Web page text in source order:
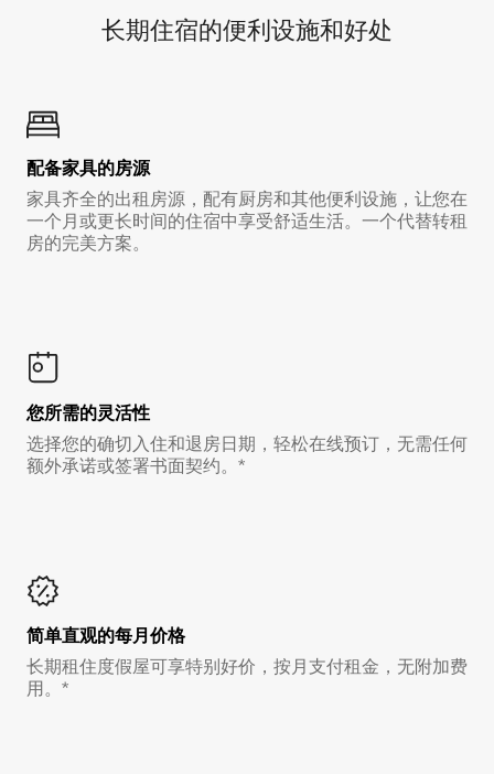
长期住宿的便利设施和好处
配备家具的房源
家具齐全的出租房源，配有厨房和其他便利设施，让您在
一个月或更长时间的住宿中享受舒适生活。一个代替转租
房的完美方案。
您所需的灵活性
选择您的确切入住和退房日期，轻松在线预订，无需任何
额外承诺或签署书面契约。*
简单直观的每月价格
长期租住度假屋可享特别好价，按月支付租金，无附加费
用。*